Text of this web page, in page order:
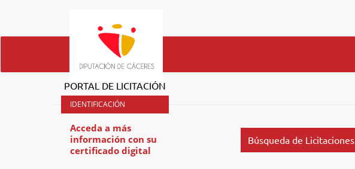
PORTAL DE LICITACIÓN
Acceda a más
información con su
certificado digital
Búsqueda de Licitaciones